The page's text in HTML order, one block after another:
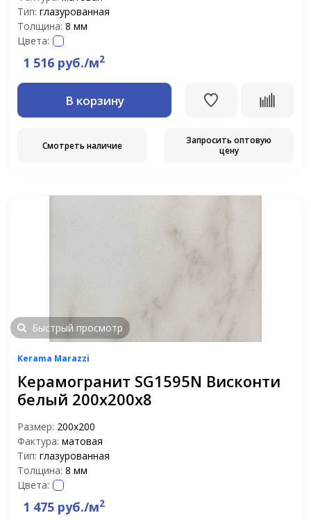
Тип: глазурованная
Толщина: 8 мм
Цвета:
1 516 руб./м2
В корзину
Смотреть наличие
Запросить оптовую
цену
Быстрый просмотр
Kerama Marazzi
Керамогранит SG1595N Висконти
белый 200х200х8
Размер: 200x200
Фактура: матовая
Тип: глазурованная
Толщина: 8 мм
Цвета:
1 475 руб./м2